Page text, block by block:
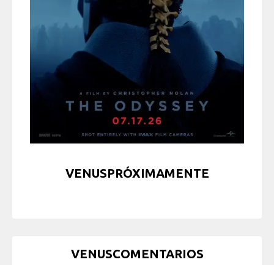
VENUSPRÓXIMAMENTE
VENUSCOMENTARIOS